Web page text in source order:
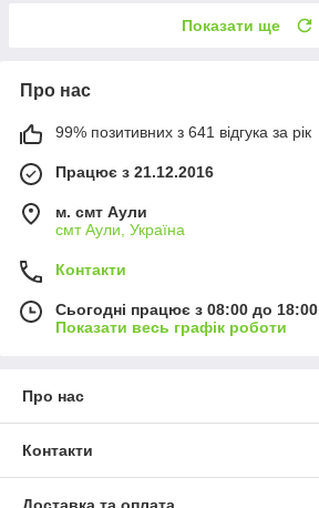
Показати ще
Про нас
99% позитивних з 641 відгука за рік
Працює з 21.12.2016
м. смт Аули
смт Аули, Україна
Контакти
Сьогодні працює з 08:00 до 18:00
Показати весь графік роботи
Про нас
Контакти
Доставка та оплата